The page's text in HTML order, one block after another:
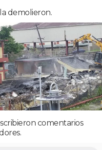
demolieron.
comentarios